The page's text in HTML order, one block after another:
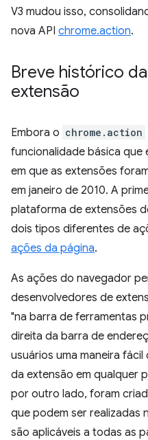
V3 mudou isso,
nova API chrome.action.
Breve histórico
extensão
Embora o chrome.action
funcionalidade básica que
em que as extensões
em janeiro de 2010. A
plataforma de extensões
dois tipos diferentes de
ações da página.
As ações do navegador
desenvolvedores de
"na barra de ferramentas
direita da barra de
usuários uma maneira
da extensão em qualquer
por outro lado, foram
que podem ser realizadas
são aplicáveis a todas as